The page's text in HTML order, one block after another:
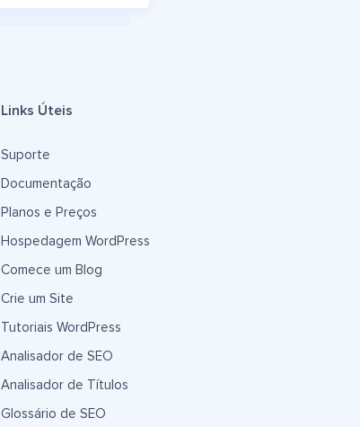
Links Úteis
Suporte
Documentação
Planos e Preços
Hospedagem WordPress
Comece um Blog
Crie um Site
Tutoriais WordPress
Analisador de SEO
Analisador de Títulos
Glossário de SEO